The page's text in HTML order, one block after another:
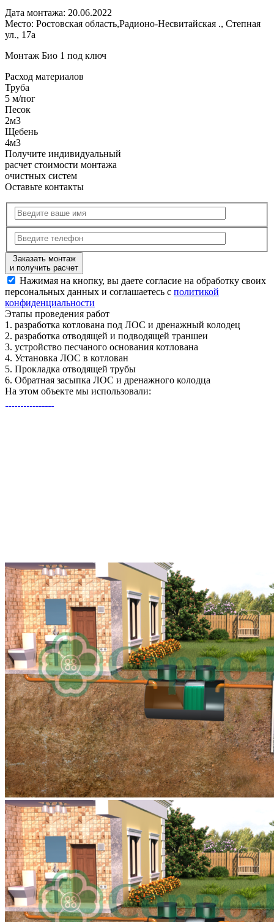
Дата монтажа: 20.06.2022
Место: Ростовская область,Радионо-Несвитайская ., Степная
ул., 17а
Монтаж Био 1 под ключ
Расход материалов
Труба
5 м/пог
Песок
2м3
Щебень
4м3
Получите индивидуальный
расчет стоимости монтажа
очистных систем
Оставьте контакты
Заказать монтаж
и получить расчет
Нажимая на кнопку, вы даете согласие на обработку своих
персональных данных и соглашаетесь с политикой
конфиденциальности
Этапы проведения работ
1. разработка котлована под ЛОС и дренажный колодец
2. разработка отводящей и подводящей траншеи
3. устройство песчаного основания котлована
4. Установка ЛОС в котлован
5. Прокладка отводящей трубы
6. Обратная засыпка ЛОС и дренажного колодца
На этом объекте мы использовали: